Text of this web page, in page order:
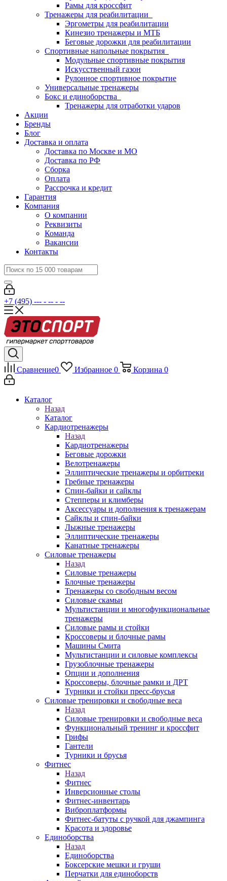
Рамы для кроссфит
Тренажеры для реабилитации
Эргометры для реабилитации
Кинезио тренажеры и МТБ
Беговые дорожки для реабилитации
Спортивные напольные покрытия
Модульные спортивные покрытия
Искусственный газон
Рулонное спортивное покрытие
Универсальные тренажеры
Бокс и единоборства
Тренажеры для отработки ударов
Акции
Бренды
Блог
Доставка и оплата
Доставка по Москве и МО
Доставка по РФ
Сборка
Оплата
Рассрочка и кредит
Гарантия
Компания
О компании
Реквизиты
Команда
Вакансии
Контакты
+7 (495) --- - -- - --
Сравнение0 Избранное 0 Корзина 0
Каталог
Назад
Каталог
Кардиотренажеры
Назад
Кардиотренажеры
Беговые дорожки
Велотренажеры
Эллиптические тренажеры и орбитреки
Гребные тренажеры
Спин-байки и сайклы
Степперы и климберы
Аксессуары и дополнения к тренажерам
Сайклы и спин-байки
Лыжные тренажеры
Эллиптические тренажеры
Канатные тренажеры
Силовые тренажеры
Назад
Силовые тренажеры
Блочные тренажеры
Тренажеры со свободным весом
Силовые скамьи
Мультистанции и многофункциональные
тренажеры
Силовые рамы и стойки
Кроссоверы и блочные рамы
Машины Смита
Мультистанции и силовые комплексы
Грузоблочные тренажеры
Опции и дополнения
Кроссоверы, блочные рамки и ДРТ
Турники и стойки пресс-брусья
Силовые тренировки и свободные веса
Назад
Силовые тренировки и свободные веса
Функциональный тренинг и кроссфит
Грифы
Гантели
Турники и брусья
Фитнес
Назад
Фитнес
Инверсионные столы
Фитнес-инвентарь
Виброплатформы
Фитнес-батуты с ручкой для джампинга
Красота и здоровье
Единоборства
Назад
Единоборства
Боксерские мешки и груши
Перчатки для единоборств